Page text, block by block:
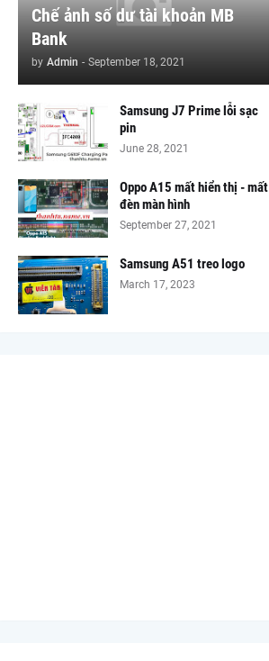
Chế ảnh số dư tài khoản MB
Bank
by Admin - September 18, 2021
Samsung J7 Prime lỗi sạc
pin
June 28, 2021
Oppo A15 mất hiển thị - mất
đèn màn hình
September 27, 2021
Samsung A51 treo logo
March 17, 2023